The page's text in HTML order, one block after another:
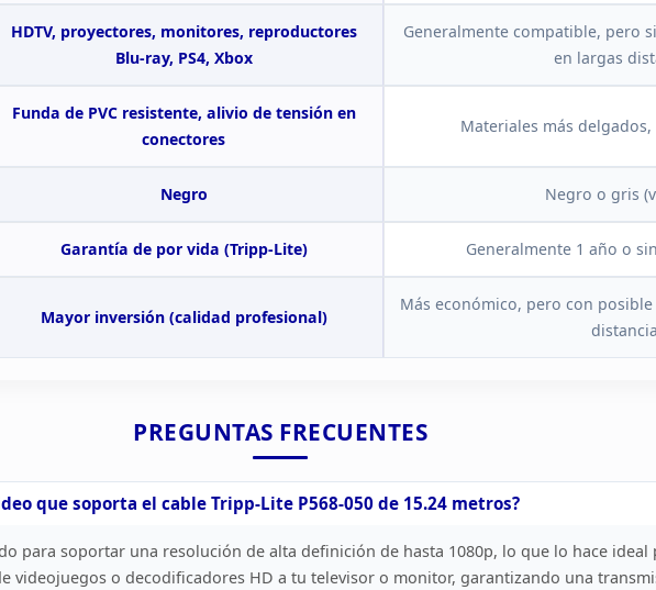
HDTV, proyectores, monitores, reproductores
Blu-ray, PS4, Xbox
Generalmentecompatible, pero
en largas
Funda dePVC resistente, alivio de tensión en
conectores
Materiales más
Negro Negro o gris
Garantía de por vida (Tripp-Lite) Generalmente 1 año o
Mayor inversión (calidad profesional)
Más económico, pero con
PREGUNTAS FRECUENTES
quesoporta el cable Tripp-Lite P568-050 de 15.24 metros?
para soportar una resolución de alta definición de hasta 1080p, lo que lo hace
videojuegos o decodificadores HD a tu televisor o monitor, garantizando una